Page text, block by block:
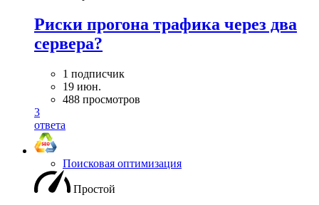
Риски прогона трафика через два
сервера?
1 подписчик
19 июн.
488 просмотров
3
ответа
Поисковая оптимизация
Простой